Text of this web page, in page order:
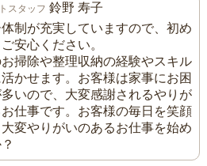
スタッフ 鈴野 寿子
制が充実していますので、初め
安心ください。
掃除や整理収納の経験やスキル
かせます。お客様は家事にお困
多いので、大変感謝されるやりが
仕事です。お客様の毎日を笑顔
変やりがいのあるお仕事を始め